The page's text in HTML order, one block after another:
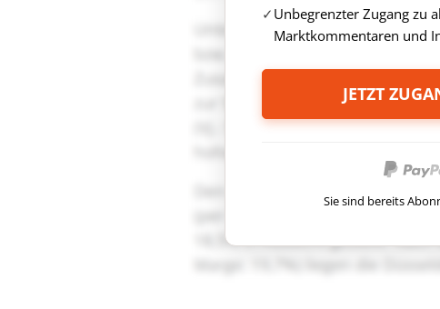
Unbegrenzter Zugang zu
Marktkommentaren und
JETZT
Sie sind bereits